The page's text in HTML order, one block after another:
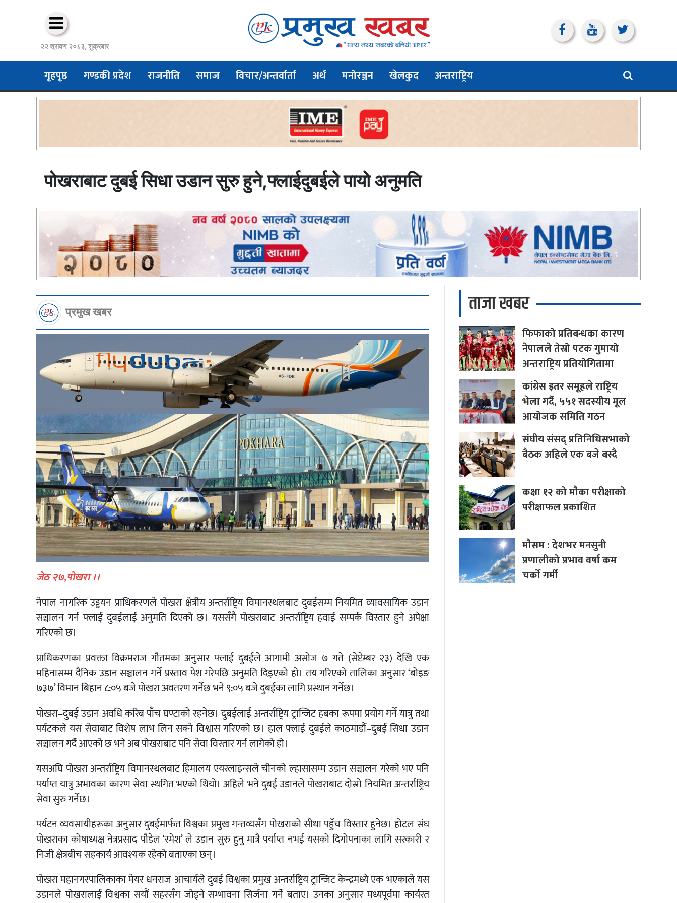
२२ श्रावण २०८३, शुक्रबार
गृहपृष्ठ गण्डकी प्रदेश राजनीति समाज विचार/अन्तर्वार्ता अर्थ मनोरञ्जन खेलकुद अन्तराष्ट्रिय
पोखराबाट दुबई सिधा उडान सुरु हुने,फ्लाईदुबईले पायो अनुमति
प्रमुख खबर
जेठ २७,पोखरा ।।
नेपाल नागरिक उड्डयन प्राधिकरणले पोखरा क्षेत्रीय अन्तर्राष्ट्रिय विमानस्थलबाट दुबईसम्म नियमित व्यावसायिक उडान
सञ्चालन गर्न फ्लाई दुबईलाई अनुमति दिएको छ। यससँगै पोखराबाट अन्तर्राष्ट्रिय हवाई सम्पर्क विस्तार हुने अपेक्षा
गरिएको छ।
प्राधिकरणका प्रवक्ता विक्रमराज गौतमका अनुसार फ्लाई दुबईले आगामी असोज ७ गते (सेप्टेम्बर २३) देखि एक
महिनासम्म दैनिक उडान सञ्चालन गर्ने प्रस्ताव पेश गरेपछि अनुमति दिइएको हो। तय गरिएको तालिका अनुसार ‘बोइङ
७३७’ विमान बिहान ८:०५ बजे पोखरा अवतरण गर्नेछ भने ९:०५ बजे दुबईका लागि प्रस्थान गर्नेछ।
पोखरा–दुबई उडान अवधि करिब पाँच घण्टाको रहनेछ। दुबईलाई अन्तर्राष्ट्रिय ट्रान्जिट हबका रूपमा प्रयोग गर्ने यात्रु तथा
पर्यटकले यस सेवाबाट विशेष लाभ लिन सक्ने विश्वास गरिएको छ। हाल फ्लाई दुबईले काठमाडौं–दुबई सिधा उडान
सञ्चालन गर्दै आएको छ भने अब पोखराबाट पनि सेवा विस्तार गर्न लागेको हो।
यसअघि पोखरा अन्तर्राष्ट्रिय विमानस्थलबाट हिमालय एयरलाइन्सले चीनको ल्हासासम्म उडान सञ्चालन गरेको भए पनि
पर्याप्त यात्रु अभावका कारण सेवा स्थगित भएको थियो। अहिले भने दुबई उडानले पोखराबाट दोस्रो नियमित अन्तर्राष्ट्रिय
सेवा सुरु गर्नेछ।
पर्यटन व्यवसायीहरूका अनुसार दुबईमार्फत विश्वका प्रमुख गन्तव्यसँग पोखराको सीधा पहुँच विस्तार हुनेछ। होटल संघ
पोखराका कोषाध्यक्ष नेत्रप्रसाद पौडेल ‘रमेश’ ले उडान सुरु हुनु मात्रै पर्याप्त नभई यसको दिगोपनाका लागि सरकारी र
निजी क्षेत्रबीच सहकार्य आवश्यक रहेको बताएका छन्।
पोखरा महानगरपालिकाका मेयर धनराज आचार्यले दुबई विश्वका प्रमुख अन्तर्राष्ट्रिय ट्रान्जिट केन्द्रमध्ये एक भएकाले यस
उडानले पोखरालाई विश्वका सयौं सहरसँग जोड्ने सम्भावना सिर्जना गर्ने बताए। उनका अनुसार मध्यपूर्वमा कार्यरत
ताजा खबर
फिफाकोप्रतिबन्धका कारण
नेपालले तेस्रो पटक गुमायो
अन्तराष्ट्रिय प्रतियोगितामा
कांग्रेसइतर समूहले राष्ट्रिय
भेला गर्दै, ५५१ सदस्यीय मूल
आयोजक समिति गठन
संघीयसंसद् प्रतिनिधिसभाको
बैठक अहिले एक बजे बस्दै
कक्षा१२ को मौका परीक्षाको
परीक्षाफल प्रकाशित
मौसम: देशभर मनसुनी
प्रणालीको प्रभाव वर्षा कम
चर्को गर्मी